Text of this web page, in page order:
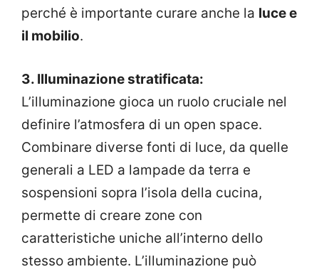
perché è importante curare anche la luce e
il mobilio.
3. Illuminazione stratificata:
L’illuminazione gioca un ruolo cruciale nel
definire l’atmosfera di un open space.
Combinare diverse fonti di luce, da quelle
generali a LED a lampade da terra e
sospensioni sopra l’isola della cucina,
permette di creare zone con
caratteristiche uniche all’interno dello
stesso ambiente. L’illuminazione può